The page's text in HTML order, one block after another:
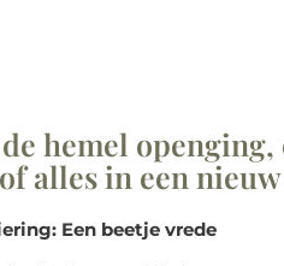
hemel
alles in een
Een beetje